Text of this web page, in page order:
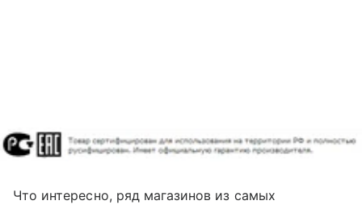
Что интересно, ряд магазинов из самых